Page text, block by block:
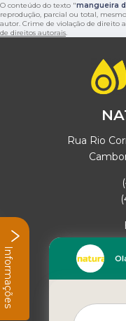
O conteúdo do texto "mangueira
reprodução, parcial ou total,
autor. Crime de violação de direito
de direitos autorais.
Rua Rio
Informações